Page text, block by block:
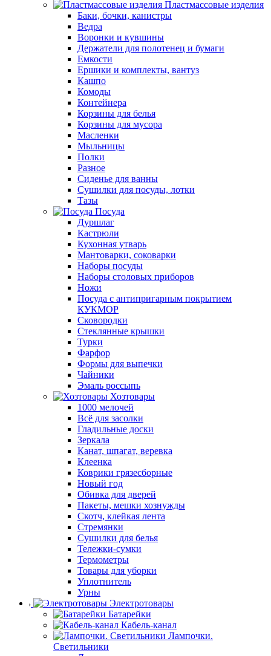
Пластмассовые изделия
Баки, бочки, канистры
Ведра
Воронки и кувшины
Держатели для полотенец и бумаги
Емкости
Ершики и комплекты, вантуз
Кашпо
Комоды
Контейнера
Корзины для белья
Корзины для мусора
Масленки
Мыльницы
Полки
Разное
Сиденье для ванны
Сушилки для посуды, лотки
Тазы
Посуда
Дуршлаг
Кастрюли
Кухонная утварь
Мантоварки, соковарки
Наборы посуды
Наборы столовых приборов
Ножи
Посуда с антипригарным покрытием
КУКМОР
Сковородки
Стеклянные крышки
Турки
Фарфор
Формы для выпечки
Чайники
Эмаль россыпь
Хозтовары
1000 мелочей
Всё для засолки
Гладильные доски
Зеркала
Канат, шпагат, веревка
Клеенка
Коврики грязесборные
Новый год
Обивка для дверей
Пакеты, мешки хознужды
Скотч, клейкая лента
Стремянки
Сушилки для белья
Тележки-сумки
Термометры
Товары для уборки
Уплотнитель
Урны
Электротовары
Батарейки
Кабель-канал
Лампочки.
Светильники